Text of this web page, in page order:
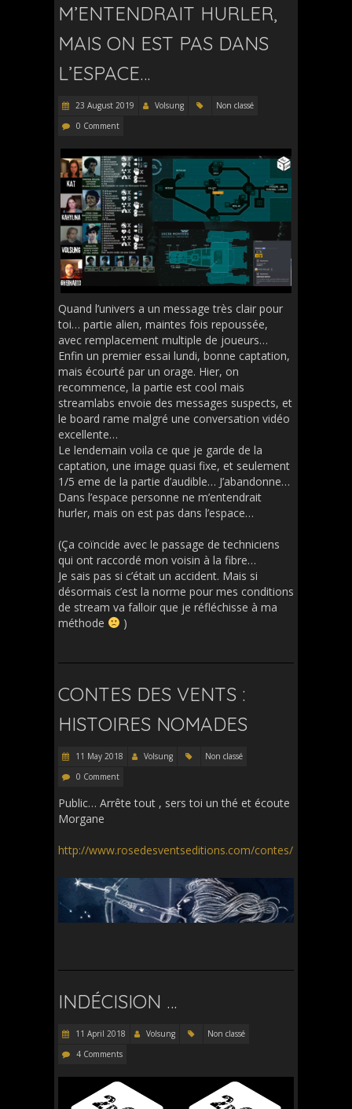
M’ENTENDRAIT HURLER,
MAIS ON EST PAS DANS
L’ESPACE…
23 August 2019 Volsung
Non classé
0 Comment
Quand l’univers a un message très clair pour
toi… partie alien, maintes fois repoussée,
avec remplacement multiple de joueurs…
Enfin un premier essai lundi, bonne captation,
mais écourté par un orage. Hier, on
recommence, la partie est cool mais
streamlabs envoie des messages suspects, et
le board rame malgré une conversation vidéo
excellente…
Le lendemain voila ce que je garde de la
captation, une image quasi fixe, et seulement
1/5 eme de la partie d’audible… J’abandonne…
Dans l’espace personne ne m’entendrait
hurler, mais on est pas dans l’espace…
(Ça coïncide avec le passage de techniciens
qui ont raccordé mon voisin à la fibre…
Je sais pas si c’était un accident. Mais si
désormais c’est la norme pour mes conditions
de stream va falloir que je réfléchisse à ma
méthode
)
CONTES DES VENTS :
HISTOIRES NOMADES
11 May 2018 Volsung
Non classé
0 Comment
Public… Arrête tout , sers toi un thé et écoute
Morgane
http://www.rosedesventseditions.com/contes/
INDÉCISION …
11 April 2018 Volsung
Non classé
4 Comments